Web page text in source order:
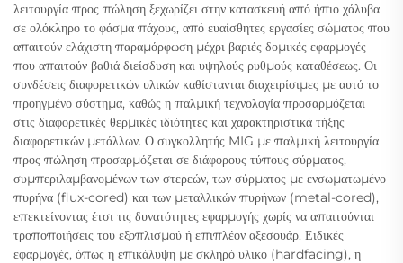
λειτουργία προς πώληση ξεχωρίζει στην κατασκευή από ήπιο χάλυβα
σε ολόκληρο το φάσμα πάχους, από ευαίσθητες εργασίες σώματος που
απαιτούν ελάχιστη παραμόρφωση μέχρι βαριές δομικές εφαρμογές
που απαιτούν βαθιά διείσδυση και υψηλούς ρυθμούς καταθέσεως. Οι
συνδέσεις διαφορετικών υλικών καθίστανται διαχειρίσιμες με αυτό το
προηγμένο σύστημα, καθώς η παλμική τεχνολογία προσαρμόζεται
στις διαφορετικές θερμικές ιδιότητες και χαρακτηριστικά τήξης
διαφορετικών μετάλλων. Ο συγκολλητής MIG με παλμική λειτουργία
προς πώληση προσαρμόζεται σε διάφορους τύπους σύρματος,
συμπεριλαμβανομένων των στερεών, των σύρματος με ενσωματωμένο
πυρήνα (flux-cored) και των μεταλλικών πυρήνων (metal-cored),
επεκτείνοντας έτσι τις δυνατότητες εφαρμογής χωρίς να απαιτούνται
τροποποιήσεις του εξοπλισμού ή επιπλέον αξεσουάρ. Ειδικές
εφαρμογές, όπως η επικάλυψη με σκληρό υλικό (hardfacing), η